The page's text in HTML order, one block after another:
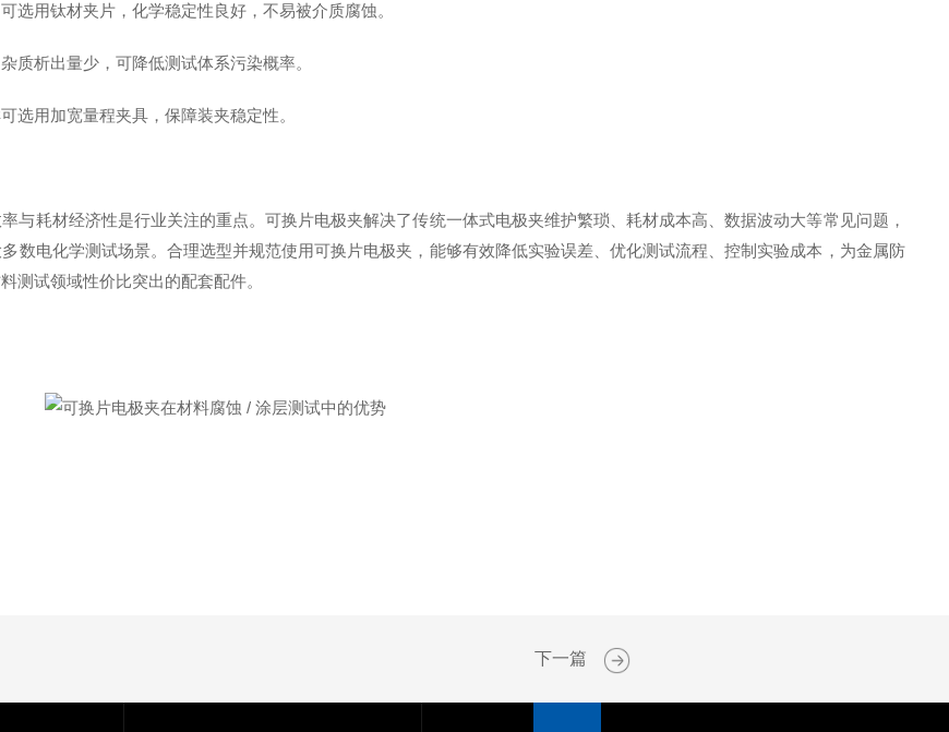
选用钛材夹片，化学稳定性良好，不易被介质腐蚀。
质析出量少，可降低测试体系污染概率。
选用加宽量程夹具，保障装夹稳定性。
与耗材经济性是行业关注的重点。可换片电极夹解决了传统一体式电极夹维护繁琐、耗材成本高、数据波动大等常见问题，
数电化学测试场景。合理选型并规范使用可换片电极夹，能够有效降低实验误差、优化测试流程、控制实验成本，为金属防
测试领域性价比突出的配套配件。
下一篇